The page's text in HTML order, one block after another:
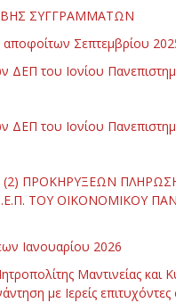
ΣΥΓΓΡΑΜΜΑΤΩΝ
αποφοίτων Σεπτεμβρίου
ΔΕΠ του Ιονίου
ΔΕΠ του Ιονίου
ΠΡΟΚΗΡΥΞΕΩΝ
ΤΟΥ ΟΙΚΟΝΟΜΙΚΟΥ
Ιανουαρίου 2026
Μαντινείας και
με Ιερείς